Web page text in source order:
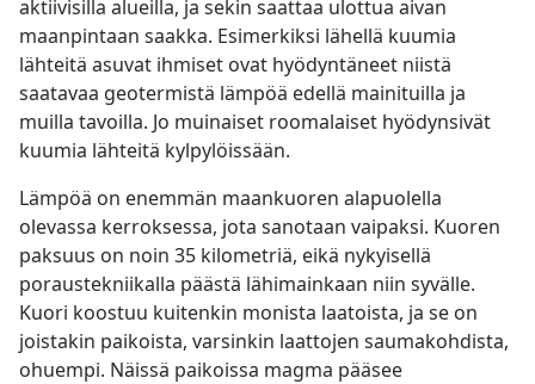
aktiivisilla alueilla, ja sekin saattaa ulottua aivan
maanpintaan saakka. Esimerkiksi lähellä kuumia
lähteitä asuvat ihmiset ovat hyödyntäneet niistä
saatavaa geotermistä lämpöä edellä mainituilla ja
muilla tavoilla. Jo muinaiset roomalaiset hyödynsivät
kuumia lähteitä kylpylöissään.
Lämpöä on enemmän maankuoren alapuolella
olevassa kerroksessa, jota sanotaan vaipaksi. Kuoren
paksuus on noin 35 kilometriä, eikä nykyisellä
poraustekniikalla päästä lähimainkaan niin syvälle.
Kuori koostuu kuitenkin monista laatoista, ja se on
joistakin paikoista, varsinkin laattojen saumakohdista,
ohuempi. Näissä paikoissa magma pääsee